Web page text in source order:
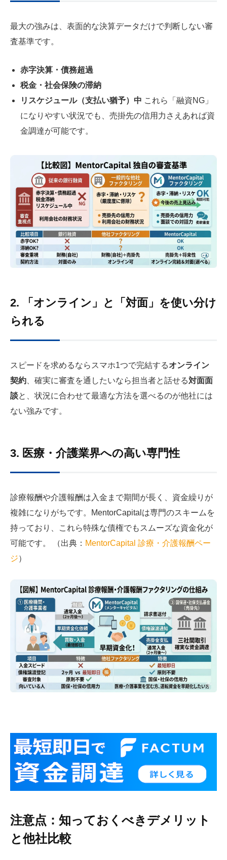
最大の強みは、表面的な決算データだけで判断しない審
査基準です。
赤字決算・債務超過
税金・社会保険の滞納
リスケジュール（支払い猶予）中 これら「融資NG」
になりやすい状況でも、売掛先の信用力さえあれば資
金調達が可能です。
2. 「オンライン」と「対面」を使い分け
られる
スピードを求めるならスマホ1つで完結するオンライン
契約 、確実に審査を通したいなら担当者と話せる対面面
談と、状況に合わせて最適な方法を選べるのが他社には
ない強みです。
3. 医療・介護業界への高い専門性
診療報酬や介護報酬は入金まで期間が長く、資金繰りが
複雑になりがちです。MentorCapitalは専門のスキームを
持っており、これら特殊な債権でもスムーズな資金化が
可能です。 （出典： MentorCapital 診療・介護報酬ペー
ジ）
注意点：知っておくべきデメリット
と他社比較